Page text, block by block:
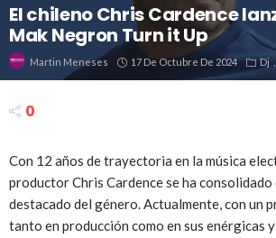
El chileno Chris Cardence
Mak Negron Turn it Up
Martin Meneses 17 De Octubre De 2024 Dj
0
Con 12 años de trayectoria en la música
productor Chris Cardence se ha
destacado del género. Actualmente, con un
tanto en producción como en sus enérgicas